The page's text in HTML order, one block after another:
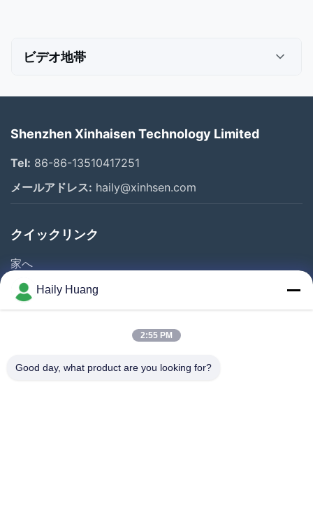
ビデオ地帯
タイタンのエッチング
会社
スピーカーのグリル
Shenzhen Xinhaisen Technology Limited
Tel: 86-86-13510417251
メールアドレス: haily@xinhsen.com
クイックリンク
家へ
製品
ビデオ
会社案内
Haily Huang
2:55 PM
Good day, what product are you looking for?